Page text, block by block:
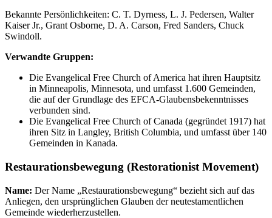
Bekannte Persönlichkeiten: C. T. Dyrness, L. J. Pedersen, Walter
Kaiser Jr., Grant Osborne, D. A. Carson, Fred Sanders, Chuck
Swindoll.
Verwandte Gruppen:
Die Evangelical Free Church of America hat ihren Hauptsitz
in Minneapolis, Minnesota, und umfasst 1.600 Gemeinden,
die auf der Grundlage des EFCA-Glaubensbekenntnisses
verbunden sind.
Die Evangelical Free Church of Canada (gegründet 1917) hat
ihren Sitz in Langley, British Columbia, und umfasst über 140
Gemeinden in Kanada.
Restaurationsbewegung (Restorationist Movement)
Name: Der Name „Restaurationsbewegung“ bezieht sich auf das
Anliegen, den ursprünglichen Glauben der neutestamentlichen
Gemeinde wiederherzustellen.